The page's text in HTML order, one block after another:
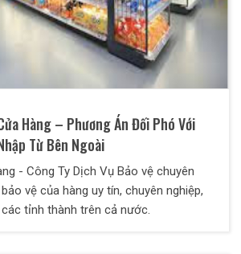
Hàng – Phương Án Đối Phó Với
Từ Bên Ngoài
- Công Ty Dịch Vụ Bảo vệ chuyên
vệ của hàng uy tín, chuyên nghiệp,
tỉnh thành trên cả nước.